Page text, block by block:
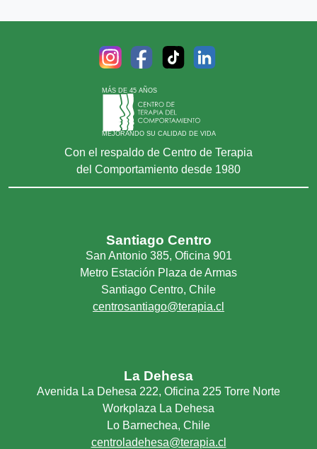
MÁS DE 45 AÑOS
MEJORANDO SU CALIDAD DE VIDA
Con el respaldo de Centro de Terapia
del Comportamiento desde 1980
Santiago Centro
San Antonio 385, Oficina 901
Metro Estación Plaza de Armas
Santiago Centro, Chile
centrosantiago@terapia.cl
La Dehesa
Avenida La Dehesa 222, Oficina 225 Torre Norte
Workplaza La Dehesa
Lo Barnechea, Chile
centroladehesa@terapia.cl